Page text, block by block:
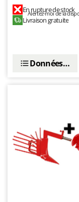
Novital
NuAir
Officine Savioli
Omas
Ompagrill
Ooni
En rupture de stock
Alertez-moi de la
Livraison gratuite
Données